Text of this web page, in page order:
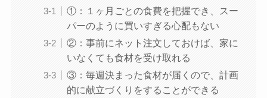
①：１ヶ月ごとの食費を把握でき、スー
パーのように買いすぎる心配もない
②：事前にネット注文しておけば、家に
いなくても食材を受け取れる
③：毎週決まった食材が届くので、計画
的に献立づくりをすることができる